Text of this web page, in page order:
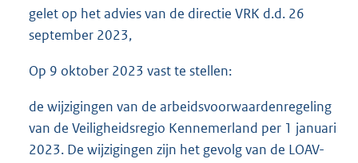
gelet op het advies van de directie VRK d.d. 26
september 2023,
Op 9 oktober 2023 vast te stellen:
de wijzigingen van de arbeidsvoorwaardenregeling
van de Veiligheidsregio Kennemerland per 1 januari
2023. De wijzigingen zijn het gevolg van de LOAV-